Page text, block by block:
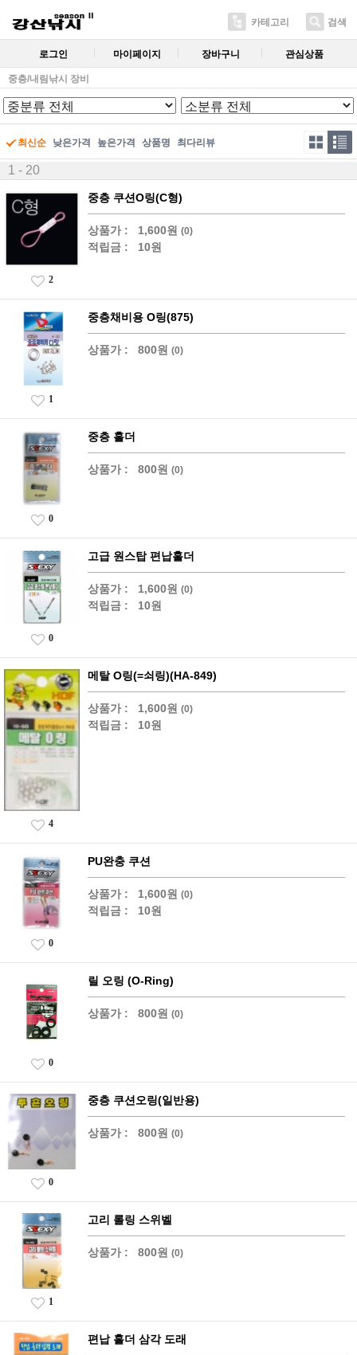
카테고리 검색
로그인 마이페이지 장바구니 관심상품
중층/내림낚시 장비
최신순 낮은가격 높은가격 상품명 최다리뷰
1 - 20
중층 쿠션O링(C형)
상품가 : 1,600원 (0)
적립금 : 10원
2
중층채비용 O링(875)
상품가 : 800원 (0)
1
중층 홀더
상품가 : 800원 (0)
0
고급 원스탑 편납홀더
상품가 : 1,600원 (0)
적립금 : 10원
0
메탈 O링(=쇠링)(HA-849)
상품가 : 1,600원 (0)
적립금 : 10원
4
PU완충 쿠션
상품가 : 1,600원 (0)
적립금 : 10원
0
릴 오링 (O-Ring)
상품가 : 800원 (0)
0
중층 쿠션오링(일반용)
상품가 : 800원 (0)
0
고리 롤링 스위벨
상품가 : 800원 (0)
1
편납 홀더 삼각 도래